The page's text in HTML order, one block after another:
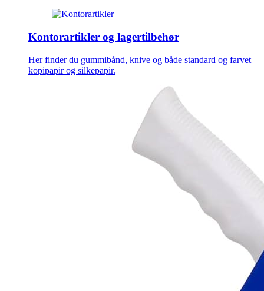
Kontorartikler og lagertilbehør
Her finder du gummibånd, knive og både standard og farvet
kopipapir og silkepapir.